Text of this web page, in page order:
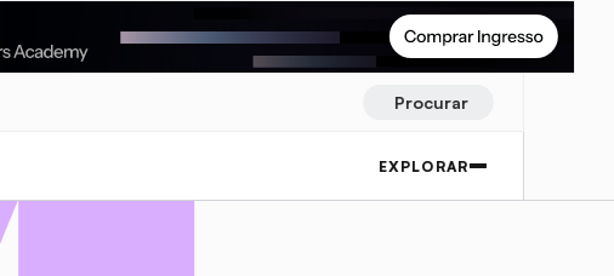
Procurar
EXPLORAR